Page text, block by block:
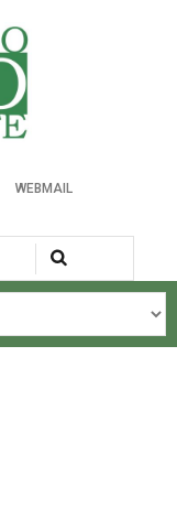
WEBMAIL